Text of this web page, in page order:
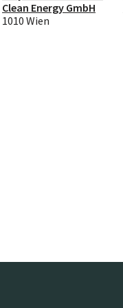
Clean Energy GmbH
1010 Wien